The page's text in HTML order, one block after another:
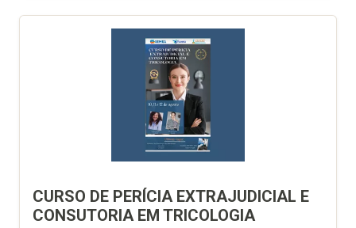
CURSO DE PERÍCIA EXTRAJUDICIAL E
CONSUTORIA EM TRICOLOGIA